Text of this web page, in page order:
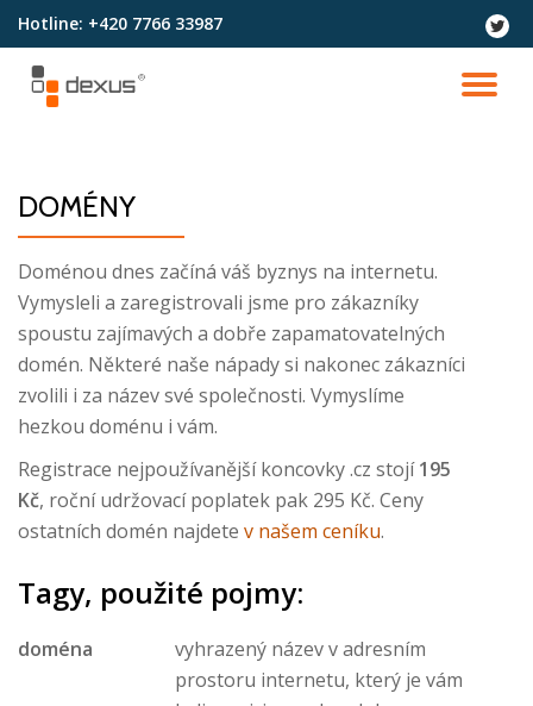
Hotline: +420 7766 33987
fa-
twitter
DOMÉNY
Doménou dnes začíná váš byznys na internetu.
Vymysleli a zaregistrovali jsme pro zákazníky
spoustu zajímavých a dobře zapamatovatelných
domén. Některé naše nápady si nakonec zákazníci
zvolili i za název své společnosti. Vymyslíme
hezkou doménu i vám.
Registrace nejpoužívanější koncovky .cz stojí195
Kč, roční udržovací poplatek pak 295 Kč. Ceny
ostatních domén najdete v našem ceníku.
Tagy, použité pojmy:
doména
vyhrazený název v adresním
prostoru internetu, který je vám